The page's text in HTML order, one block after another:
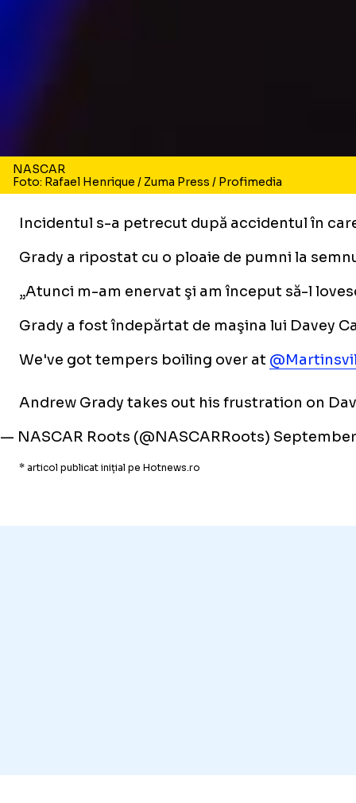
NASCAR
Foto: Rafael Henrique / Zuma Press / Profimedia
Incidentul s-a petrecut după accidentul în
Grady a ripostat cu o ploaie de pumni la
„Atunci m-am enervat şi am început să-l
Grady a fost îndepărtat de maşina lui Davey
We've got tempers boiling over at
Andrew Grady takes out his frustration on
— NASCAR Roots (@NASCARRoots)
* articol publicat inițial pe Hotnews.ro